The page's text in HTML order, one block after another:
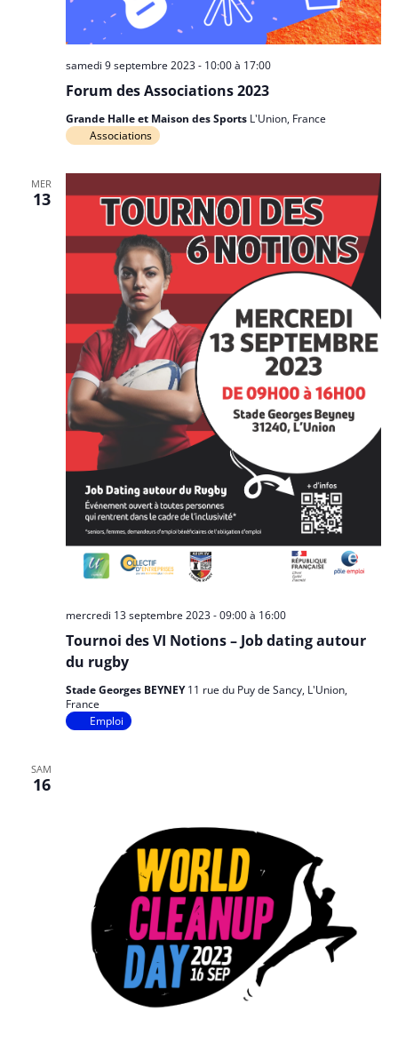
Forum des Associations 2023
samedi 9 septembre 2023 - 10:00à 17:00
Grande Halle et Maison des Sports L'Union, France
Associations
MER
13
Tournoi des VI Notions – Job dating autour
du rugby
mercredi 13 septembre 2023 - 09:00à 16:00
Stade Georges BEYNEY11 rue du Puy de Sancy, L'Union,
France
Emploi
SAM
16